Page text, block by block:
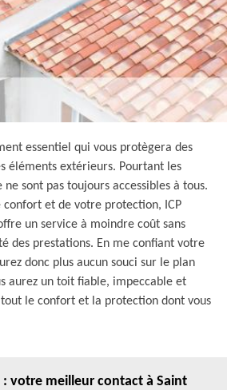
essentiel qui vous protègera des
éléments extérieurs. Pourtant les
sont pas toujours accessibles à tous.
confort et de votre protection, ICP
un service à moindre coût sans
des prestations. En me confiant votre
donc plus aucun souci sur le plan
aurez un toit fiable, impeccable et
le confort et la protection dont vous
: votre meilleur contact à Saint